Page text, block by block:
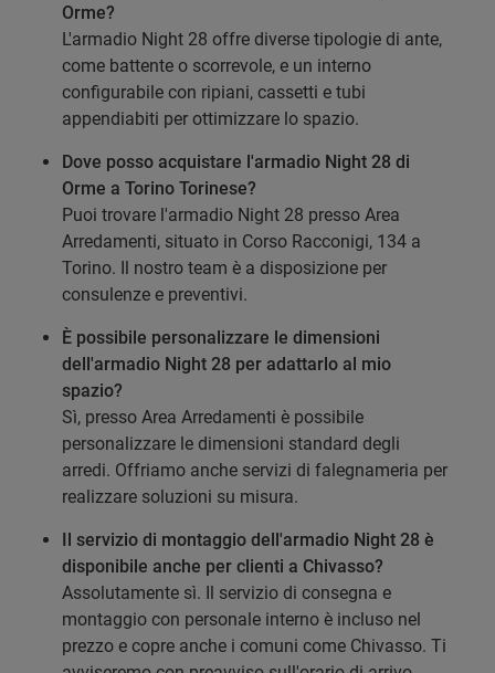
Orme?
L'armadio Night 28 offre diverse tipologie di ante,
come battente o scorrevole, e un interno
configurabile con ripiani, cassetti e tubi
appendiabiti per ottimizzare lo spazio.
Dove posso acquistare l'armadio Night 28 di
Orme a Torino Torinese?
Puoi trovare l'armadio Night 28 presso Area
Arredamenti, situato in Corso Racconigi, 134 a
Torino. Il nostro team è a disposizione per
consulenze e preventivi.
È possibile personalizzare le dimensioni
dell'armadio Night 28 per adattarlo al mio
spazio?
Sì, presso Area Arredamenti è possibile
personalizzare le dimensioni standard degli
arredi. Offriamo anche servizi di falegnameria per
realizzare soluzioni su misura.
Il servizio di montaggio dell'armadio Night 28 è
disponibile anche per clienti a Chivasso?
Assolutamente sì. Il servizio di consegna e
montaggio con personale interno è incluso nel
prezzo e copre anche i comuni come Chivasso. Ti